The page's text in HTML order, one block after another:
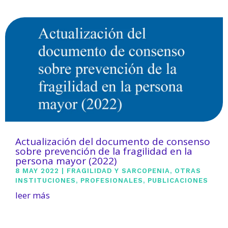
Actualización del documento de consenso
sobre prevención de la fragilidad en la
persona mayor (2022)
8 MAY 2022 FRAGILIDAD Y SARCOPENIA, OTRAS
INSTITUCIONES , PROFESIONALES , PUBLICACIONES
leer más